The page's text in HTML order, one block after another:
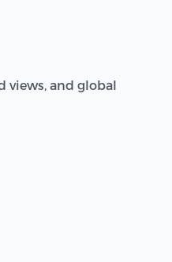
views, and global